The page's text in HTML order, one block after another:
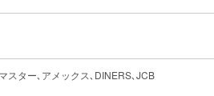
スター､アメックス､DINERS､JCB